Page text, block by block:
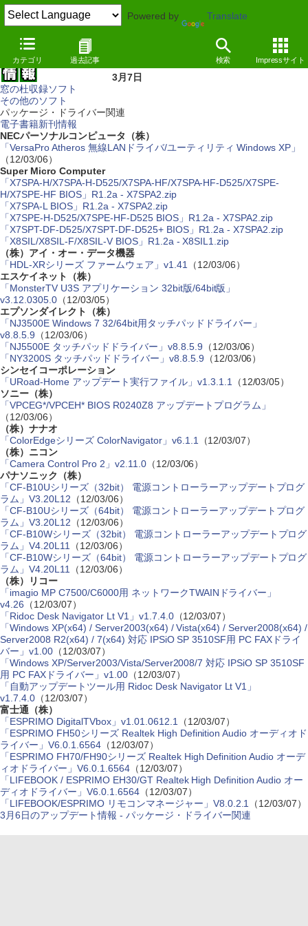
Powered by Translate
カテゴリ 過去記事 検索 Impressサイト
3月7日
窓の杜収録ソフト
その他のソフト
パッケージ・ドライバー関連
電子書籍新刊情報
NECパーソナルコンピュータ（株）
「VersaPro Atheros 無線LANドライバ/ユーティリティ Windows XP」
（12/03/06）
Super Micro Computer
「X7SPA-H/X7SPA-H-D525/X7SPA-HF/X7SPA-HF-D525/X7SPE-
H/X7SPE-HF BIOS」R1.2a - X7SPA2.zip
「X7SPA-L BIOS」R1.2a - X7SPA2.zip
「X7SPE-H-D525/X7SPE-HF-D525 BIOS」R1.2a - X7SPA2.zip
「X7SPT-DF-D525/X7SPT-DF-D525+ BIOS」R1.2a - X7SPA2.zip
「X8SIL/X8SIL-F/X8SIL-V BIOS」R1.2a - X8SIL1.zip
（株）アイ・オー・データ機器
「HDL-XRシリーズ ファームウェア」v1.41
（12/03/06）
エスケイネット（株）
「MonsterTV U3S アプリケーション 32bit版/64bit版」
v3.12.0305.0（12/03/05）
エプソンダイレクト（株）
「NJ3500E Windows 7 32/64bit用タッチパッドドライバー」
v8.8.5.9 （12/03/06）
「NJ5500E タッチパッドドライバー」v8.8.5.9 （12/03/06）
「NY3200S タッチパッドドライバー」v8.8.5.9 （12/03/06）
シンセイコーポレーション
「URoad-Home アップデート実行ファイル」v1.3.1.1
（12/03/05）
ソニー（株）
「VPCEG*/VPCEH* BIOS R0240Z8 アップデートプログラム」
（12/03/06）
（株）ナナオ
「ColorEdgeシリーズ ColorNavigator」v6.1.1
（12/03/07）
（株）ニコン
「Camera Control Pro 2」v2.11.0（12/03/06）
パナソニック（株）
「CF-B10Uシリーズ（32bit） 電源コントローラーアップデートプログ
ラム」V3.20L12 （12/03/06）
「CF-B10Uシリーズ（64bit） 電源コントローラーアップデートプログ
ラム」V3.20L12 （12/03/06）
「CF-B10Wシリーズ（32bit） 電源コントローラーアップデートプログ
ラム」V4.20L11
（12/03/06）
「CF-B10Wシリーズ（64bit） 電源コントローラーアップデートプログ
ラム」V4.20L11
（12/03/06）
（株）リコー
「imagio MP C7500/C6000用 ネットワークTWAINドライバー」
v4.26 （12/03/07）
「Ridoc Desk Navigator Lt V1」v1.7.4.0（12/03/07）
「Windows XP(x64) / Server2003(x64) / Vista(x64) / Server2008(x64) /
Server2008 R2(x64) / 7(x64) 対応 IPSiO SP 3510SF用 PC FAXドライ
バー」v1.00（12/03/07）
「Windows XP/Server2003/Vista/Server2008/7 対応 IPSiO SP 3510SF
用 PC FAXドライバー」v1.00（12/03/07）
「自動アップデートツール用 Ridoc Desk Navigator Lt V1」
v1.7.4.0（12/03/07）
富士通（株）
「ESPRIMO DigitalTVbox」v1.01.0612.1
（12/03/07）
「ESPRIMO FH50シリーズ Realtek High Definition Audio オーディオド
ライバー」V6.0.1.6564（12/03/07）
「ESPRIMO FH70/FH90シリーズ Realtek High Definition Audio オーデ
ィオドライバー」V6.0.1.6564（12/03/07）
「LIFEBOOK / ESPRIMO EH30/GT Realtek High Definition Audio オー
ディオドライバー」V6.0.1.6564（12/03/07）
「LIFEBOOK/ESPRIMO リモコンマネージャー」V8.0.2.1
（12/03/07）
3月6日のアップデート情報 - パッケージ・ドライバー関連